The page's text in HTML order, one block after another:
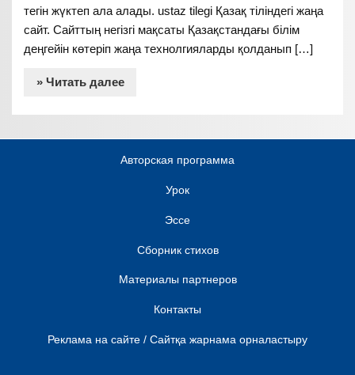
тегін жүктеп ала алады. ustaz tilegi Қазақ тіліндегі жаңа
сайт. Сайттың негізгі мақсаты Қазақстандағы білім
деңгейін көтеріп жаңа технолгияларды қолданып […]
» Читать далее
Авторская программа
Урок
Эссе
Сборник стихов
Материалы партнеров
Контакты
Реклама на сайте / Сайтқа жарнама орналастыру